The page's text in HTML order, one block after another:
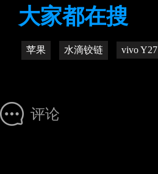
大家都在搜
苹果 水滴铰链 vivo Y27
评论